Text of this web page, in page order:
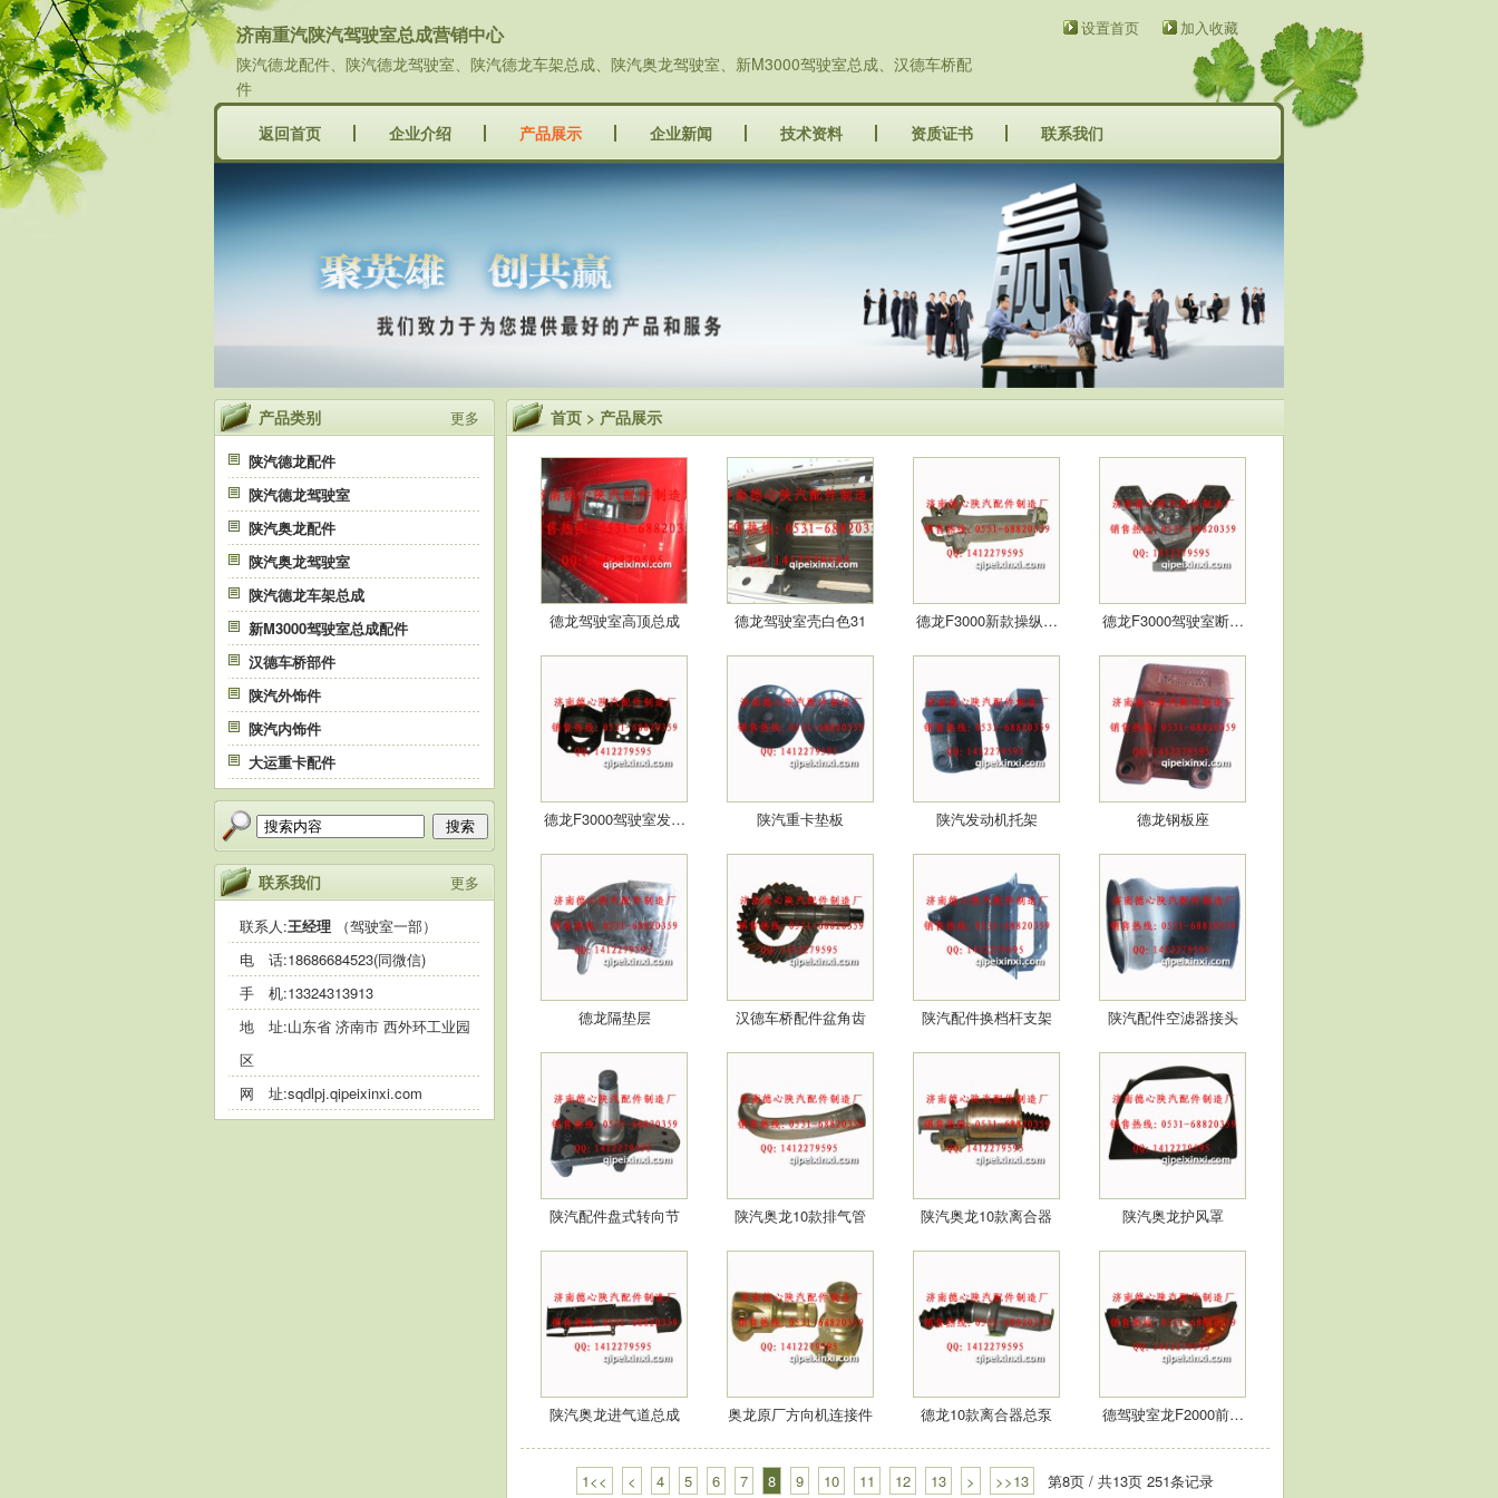
济南重汽陕汽驾驶室总成营销中心
陕汽德龙配件、陕汽德龙驾驶室、陕汽德龙车架总成、陕汽奥龙驾驶室、新M3000驾驶室总成、汉德车桥配
件
设置首页 加入收藏
返回首页 企业介绍 产品展示 企业新闻 技术资料 资质证书 联系我们
更多
产品类别
陕汽德龙配件
陕汽德龙驾驶室
陕汽奥龙配件
陕汽奥龙驾驶室
陕汽德龙车架总成
新M3000驾驶室总成配件
汉德车桥部件
陕汽外饰件
陕汽内饰件
大运重卡配件
搜索
更多
联系我们
联系人:王经理 （驾驶室一部）
电 话:18686684523(同微信)
手 机:13324313913
地 址:山东省 济南市 西外环工业园
区
网 址:sqdlpj.qipeixinxi.com
首页 > 产品展示
德龙驾驶室高顶总成
德龙驾驶室壳白色31
1…
德龙F3000新款操纵… 德龙F3000驾驶室断…
德龙F3000驾驶室发… 陕汽重卡垫板 陕汽发动机托架 德龙钢板座
德龙隔垫层 汉德车桥配件盆角齿 陕汽配件换档杆支架 陕汽配件空滤器接头
陕汽配件盘式转向节 陕汽奥龙10款排气管
陕汽奥龙10款离合器
分…
陕汽奥龙护风罩
陕汽奥龙进气道总成 奥龙原厂方向机连接件 德龙10款离合器总泵 德驾驶室龙F2000前…
1<< < 4 5 6 7 8 9 10 11 12 13 > >>13 第8页 / 共13页 251条记录